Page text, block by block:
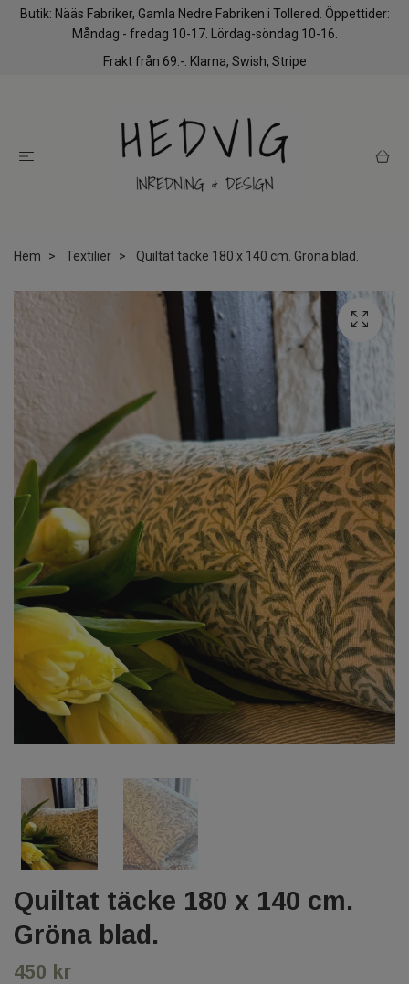
Butik: Nääs Fabriker, Gamla Nedre Fabriken i Tollered. Öppettider:
Måndag - fredag 10-17. Lördag-söndag 10-16.
Frakt från 69:-. Klarna, Swish, Stripe
Hem Textilier Quiltat täcke 180 x 140 cm. Gröna blad.
Quiltat täcke 180 x 140 cm.
Gröna blad.
450 kr